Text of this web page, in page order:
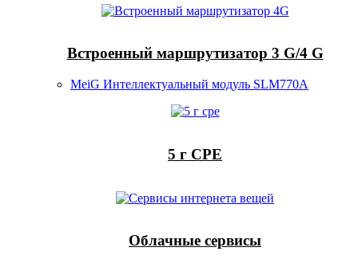
Встроенный маршрутизатор 3 G/4 G
MeiG Интеллектуальный модуль SLM770A
5 г CPE
Облачные сервисы